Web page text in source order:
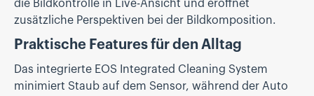
die Bildkontrolle in Live-Ansicht und eröffnet
zusätzliche Perspektiven bei der Bildkomposition.
Praktische Features für den Alltag
Das integrierte EOS Integrated Cleaning System
minimiert Staub auf dem Sensor, während der Auto